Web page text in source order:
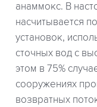
анаммокс. В
насчитывается
установок,
сточных вод с
этом в 75%
сооружениях
возвратных